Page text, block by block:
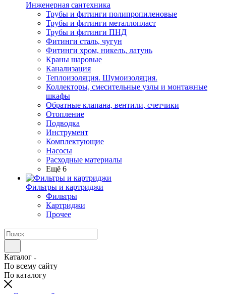
Инженерная сантехника
Трубы и фитинги полипропиленовые
Трубы и фитинги металлопласт
Трубы и фитинги ПНД
Фитинги сталь, чугун
Фитинги хром, никель, латунь
Краны шаровые
Канализация
Теплоизоляция. Шумоизоляция.
Коллекторы, смесительные узлы и монтажные
шкафы
Обратные клапана, вентили, счетчики
Отопление
Подводка
Инструмент
Комплектующие
Насосы
Расходные материалы
Ещё 6
Фильтры и картриджи
Фильтры
Картриджи
Прочее
Каталог
По всему сайту
По каталогу